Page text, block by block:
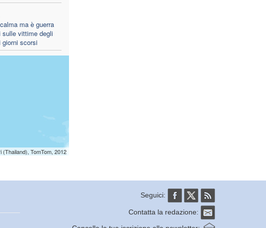
ma è guerra
sulle vittime degli
giorni scorsi
TomTom, 2012
Seguici:
Contatta la redazione: